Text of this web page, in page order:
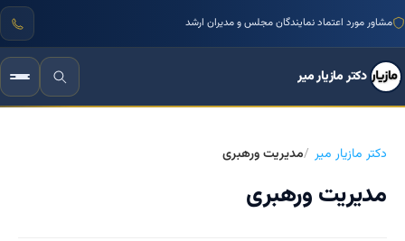
مشاور مورد اعتماد نمایندگان مجلس و مدیران ارشد
دکتر مازیار میر
دکتر مازیار میر مدیریت ورهبری
مدیریت ورهبری